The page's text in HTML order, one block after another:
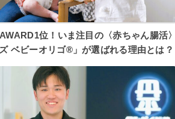
ベビーオリゴ®」が選ばれる理由とは？